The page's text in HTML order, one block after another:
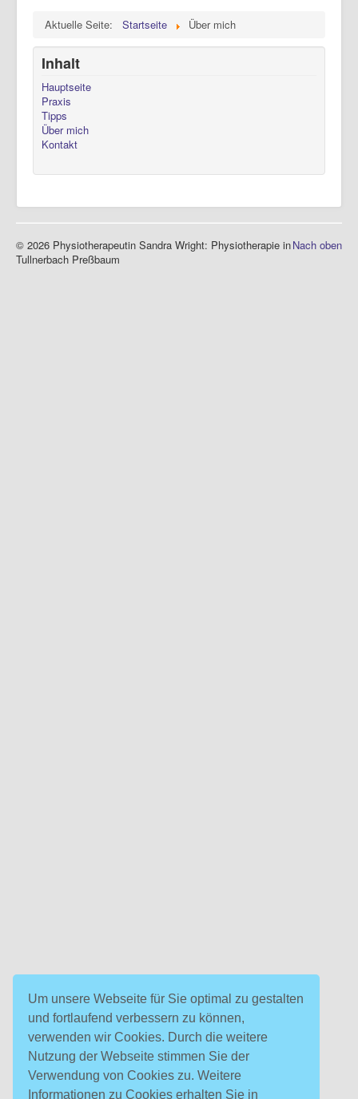
Um unsere Webseite für Sie optimal zu gestalten
und fortlaufend verbessern zu können,
verwenden wir Cookies. Durch die weitere
Nutzung der Webseite stimmen Sie der
Verwendung von Cookies zu. Weitere
Informationen zu Cookies erhalten Sie in
Aktuelle Seite: Startseite Über mich
Inhalt
Hauptseite
Praxis
Tipps
Über mich
Kontakt
Nach oben
© 2026 Physiotherapeutin Sandra Wright: Physiotherapie in
Tullnerbach Preßbaum